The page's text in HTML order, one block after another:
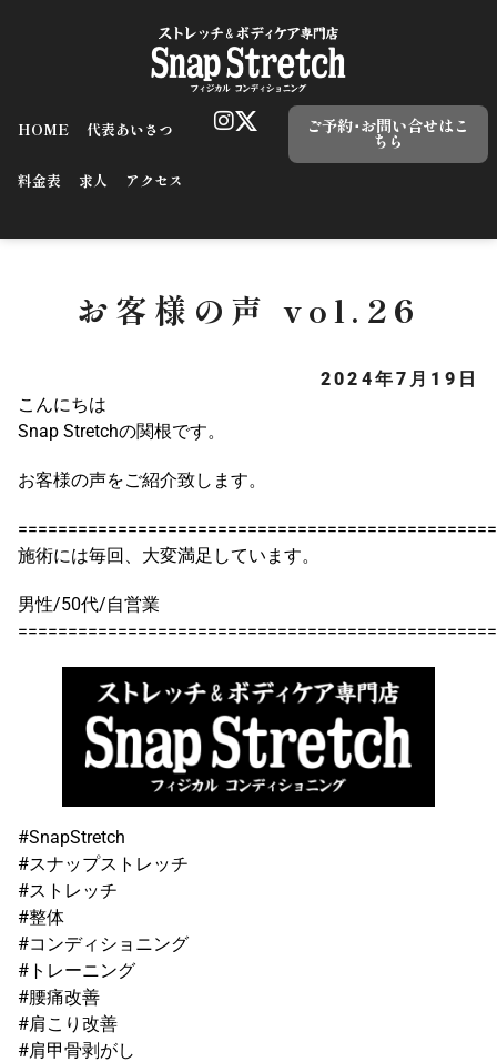
HOME 代表あいさつ
料金表 求人 アクセス
ご予約･お問い合せはこ
ちら
お客様の声 vol.26
2024年7月19日
こんにちは
Snap Stretchの関根です。
お客様の声をご紹介致します。
施術には毎回、大変満足しています。
男性/50代/自営業
#SnapStretch
#スナップストレッチ
#ストレッチ
#整体
#コンディショニング
#トレーニング
#腰痛改善
#肩こり改善
#肩甲骨剥がし